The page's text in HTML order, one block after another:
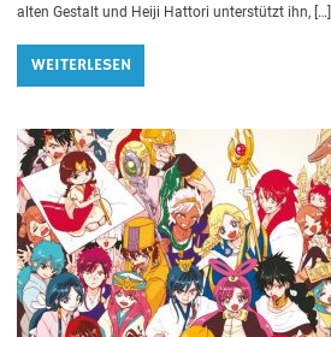
alten Gestalt und Heiji Hattori unterstützt ihn, […]
WEITERLESEN